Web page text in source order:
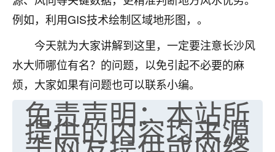
例如，利用GIS技术绘制区域地形图，。
今天就为大家讲解到这里，一定要注意长沙风
水大师哪位有名？的问题，以免引起不必要的麻
烦，大家如果有问题也可以联系小编。
免责声明：本站所
提供的内容均来源
超度，现在看来，人不信也不行。
优秀的张同学
老师收徒吗？？我对这些很感兴趣
2天前 来自山西